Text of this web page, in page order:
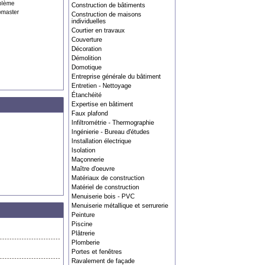
Construction de bâtiments
Construction de maisons
individuelles
Courtier en travaux
Couverture
Décoration
Démolition
Domotique
Entreprise générale du bâtiment
Entretien - Nettoyage
Étanchéité
Expertise en bâtiment
Faux plafond
Infiltrométrie - Thermographie
Ingénierie - Bureau d'études
Installation électrique
Isolation
Maçonnerie
Maître d'oeuvre
Matériaux de construction
Matériel de construction
Menuiserie bois - PVC
Menuiserie métallique et serrurerie
Peinture
Piscine
Plâtrerie
Plomberie
Portes et fenêtres
Ravalement de façade